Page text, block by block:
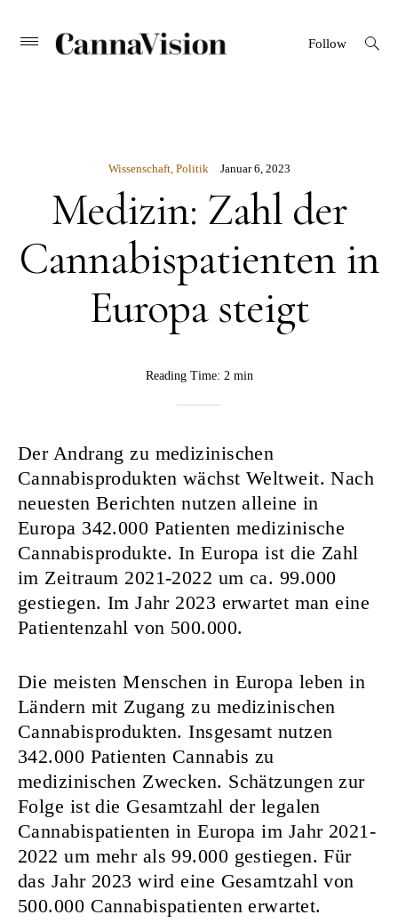
Skip Primary
Menu
CANNAVISION
Follow
open
search
Wissenschaft, Politik Januar 6, 2023
Medizin: Zahl der
Cannabispatienten in
Europa steigt
Reading Time: 2 min
Der Andrang zu medizinischen
Cannabisprodukten wächst Weltweit. Nach
neuesten Berichten nutzen alleine in
Europa 342.000 Patienten medizinische
Cannabisprodukte. In Europa ist die Zahl
im Zeitraum 2021-2022 um ca. 99.000
gestiegen. Im Jahr 2023 erwartet man eine
Patientenzahl von 500.000.
Die meisten Menschen in Europa leben in
Ländern mit Zugang zu medizinischen
Cannabisprodukten. Insgesamt nutzen
342.000 Patienten Cannabis zu
medizinischen Zwecken. Schätzungen zur
Folge ist die Gesamtzahl der legalen
Cannabispatienten in Europa im Jahr 2021-
2022 um mehr als 99.000 gestiegen. Für
das Jahr 2023 wird eine Gesamtzahl von
500.000 Cannabispatienten erwartet.